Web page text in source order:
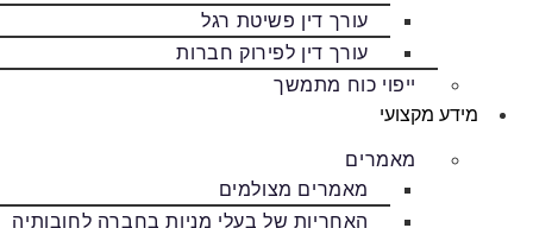
עורך דין פשיטת רגל
עורך דין לפירוק חברות
ייפוי כוח מתמשך
מידע מקצועי
מאמרים
מאמרים מצולמים
האחריות של בעלי מניות בחברה לחובותיה